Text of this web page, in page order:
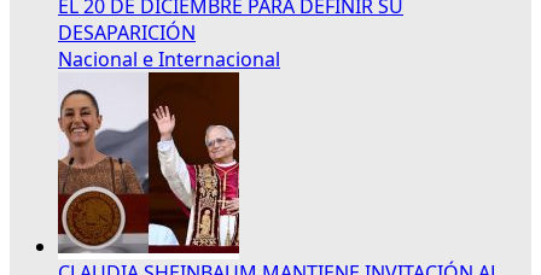
EL 20 DE DICIEMBRE PARA DEFINIR SU
DESAPARICIÓN
Nacional e Internacional